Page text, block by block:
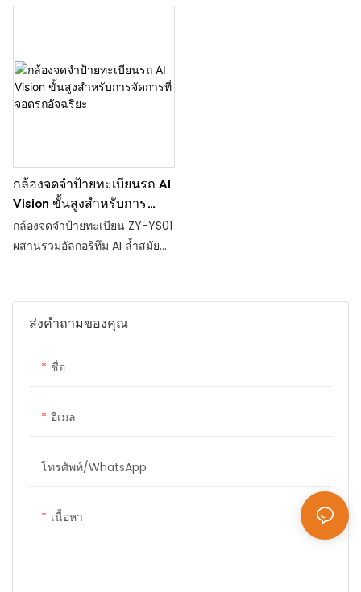
ส่งคำถามของคุณ
ชื่อ
อีเมล
โทรศัพท์/WhatsApp
เนื้อหา
กล้องจดจำป้ายทะเบียนรถ AI
Vision ขั้นสูงสำหรับการ
จัดการที่จอดรถอัจฉริยะ
กล้องจดจำป้ายทะเบียน ZY-YS01
ผสานรวมอัลกอริทึม AI ล้ำสมัย
ในการระบุยานพาหนะ